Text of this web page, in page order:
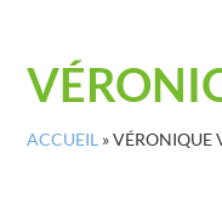
ACCUEIL »VÉRONIQUE